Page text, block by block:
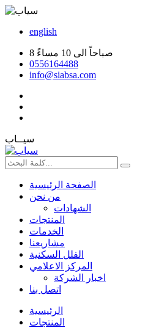
english
8 صباحاً الى 10 مساءً
0556164488
info@siabsa.com
سيــاب
الصفحة الرئيسية
من نحن
الشهادات
المنتجات
الخدمات
مشاريعنا
الفلل السكنية
المركز الاعلامي
اخبار الشركة
اتصل بنا
الرئيسية
المنتجات